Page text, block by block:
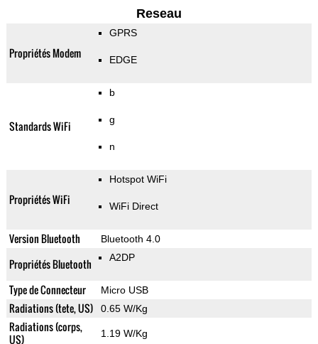
Reseau
Propriétés Modem
GPRS
EDGE
Standards WiFi
b
g
n
Propriétés WiFi
Hotspot WiFi
WiFi Direct
Version Bluetooth Bluetooth 4.0
Propriétés Bluetooth A2DP
Type de Connecteur Micro USB
Radiations (tete, US) 0.65 W/Kg
Radiations (corps,
US)
1.19 W/Kg